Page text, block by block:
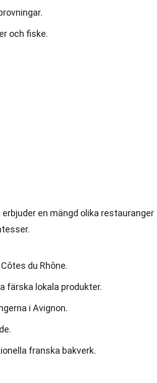
och fiske.
en mängd olika restauranger
du Rhône.
färska lokala produkter.
i Avignon.
franska bakverk.